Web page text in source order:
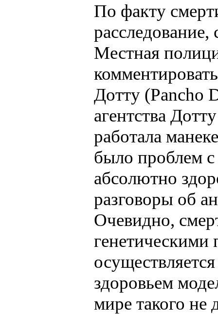
По факту
Местная
Дотту (Pancho
агентства
работала
было проблем
абсолютно
разговоры об
Очевидно,
здоровьем
мире такого не